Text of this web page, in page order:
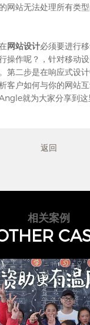
网站无法处理所有类
网站设计必须要进行
操作呢？，针对移动
第二步是在响应式设
客户如何与你的网站
就为大家分享到这
返回
相关案例